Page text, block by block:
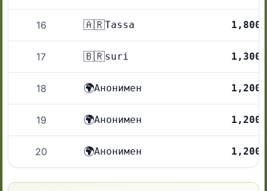
16 🇦🇷Tassa 1,800
17 🇧🇷suri 1,300
18 🌍Анонимен 1,200
19 🌍Анонимен 1,200
20 🌍Анонимен 1,200